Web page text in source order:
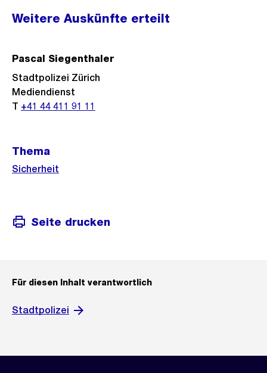
Weitere
Informationen
Weitere Auskünfte erteilt
Pascal Siegenthaler
Stadtpolizei Zürich
Mediendienst
T +41 44 411 91 11
Thema
Sicherheit
Seite drucken
Für diesen Inhalt verantwortlich
Stadtpolizei